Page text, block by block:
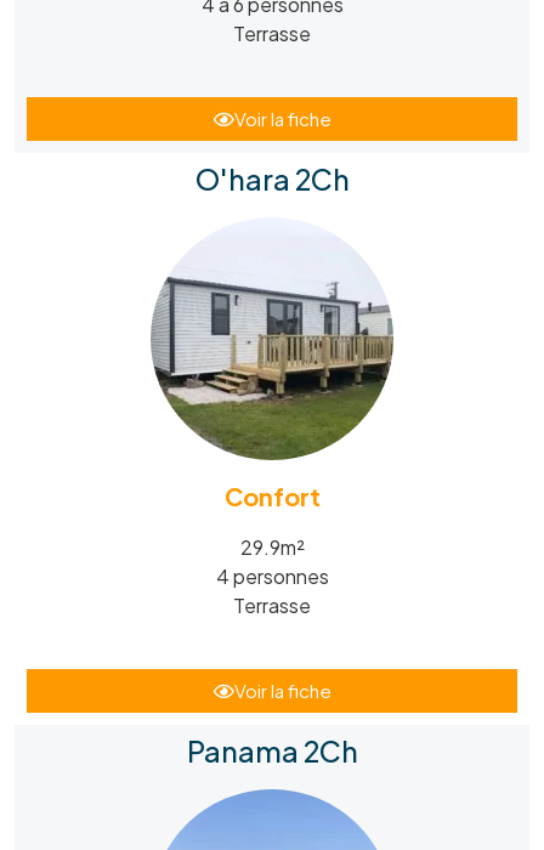
Terrasse
Voir la fiche
O'hara 2Ch
Confort
29.9m²
4 personnes
Terrasse
Voir la fiche
Panama 2Ch